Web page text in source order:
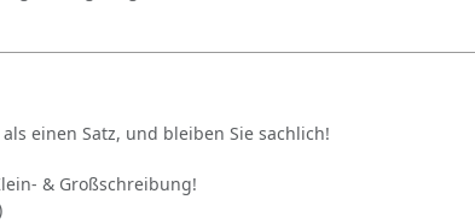
einen Satz, und bleiben Sie sachlich!
& Großschreibung!